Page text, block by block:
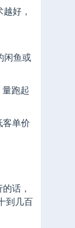
好，
闲鱼或
跑起
客单价
话，
到几百